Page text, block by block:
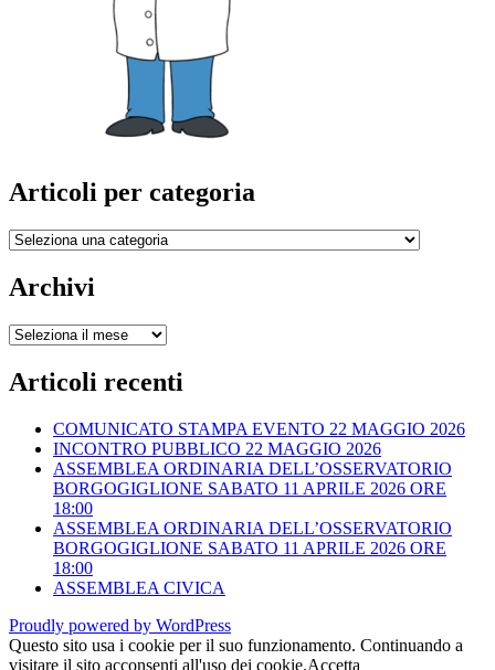
Articoli per categoria
Articoli
categoria
Archivi
Archivi
Articoli recenti
COMUNICATO STAMPA EVENTO 22 MAGGIO 2026
INCONTRO PUBBLICO 22 MAGGIO 2026
ASSEMBLEA ORDINARIA DELL’OSSERVATORIO
BORGOGIGLIONE SABATO 11 APRILE 2026 ORE
18:00
ASSEMBLEA ORDINARIA DELL’OSSERVATORIO
BORGOGIGLIONE SABATO 11 APRILE 2026 ORE
18:00
ASSEMBLEA CIVICA
Proudly powered by WordPress
Questo sito usa i cookie per il suo funzionamento. Continuando a
visitare il sito acconsenti all'uso dei cookie.Accetta